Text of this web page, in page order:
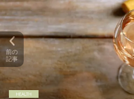
前の
記事